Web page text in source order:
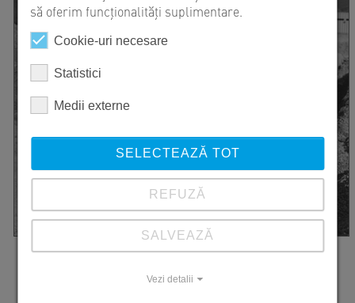
să oferim funcționalități suplimentare.
Cookie-uri necesare
Statistici
Medii externe
SELECTEAZĂ TOT
REFUZĂ
SALVEAZĂ
Vezi detalii